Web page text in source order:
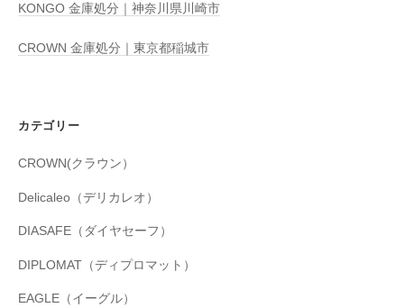
KONGO 金庫処分｜神奈川県川崎市
CROWN 金庫処分｜東京都稲城市
カテゴリー
CROWN(クラウン）
Delicaleo（デリカレオ）
DIASAFE（ダイヤセーフ）
DIPLOMAT（ディプロマット）
EAGLE（イーグル）